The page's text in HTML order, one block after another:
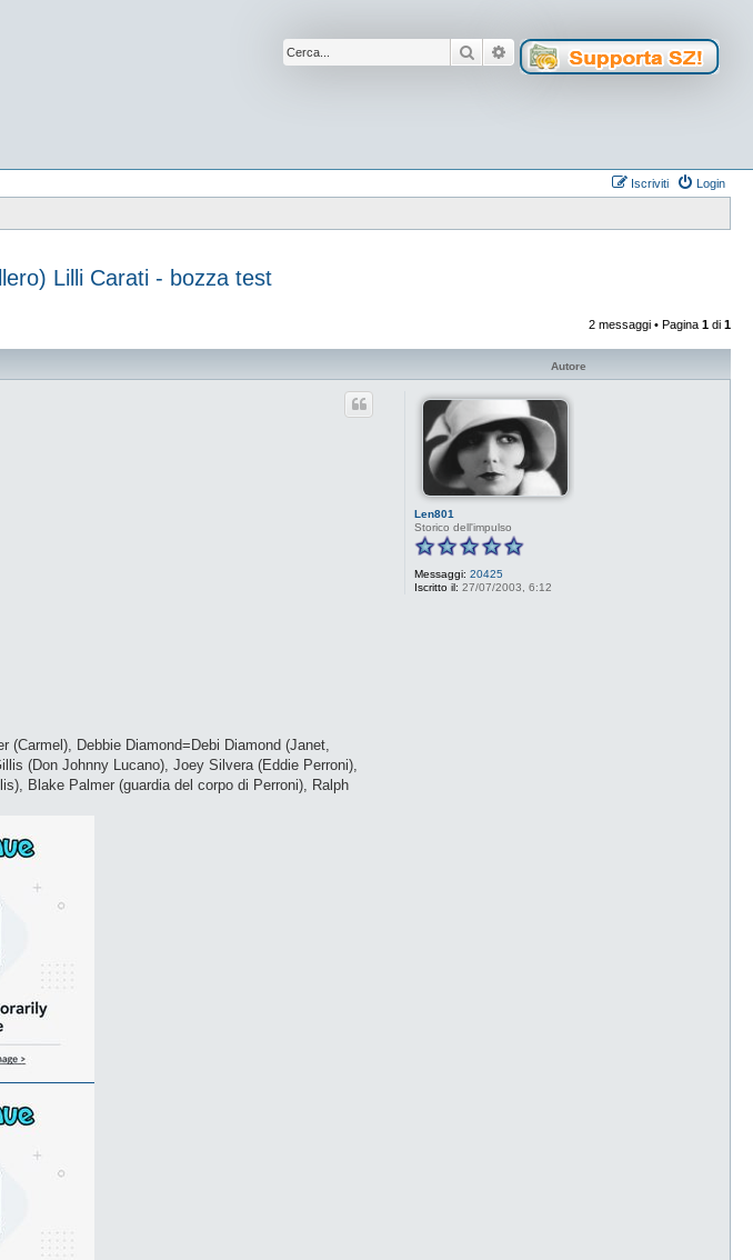
Cerca Ricerca avanzata
Login
Iscriviti
Lilli Carati - bozza test
2 messaggi • Pagina 1 di 1
Autore
Len801
Storico dell'impulso
Messaggi: 20425
Iscritto il: 27/07/2003, 6:12
Debbie Diamond=Debi Diamond (Janet,
(Don Johnny Lucano), Joey Silvera (Eddie Perroni),
Blake Palmer (guardia del corpo di Perroni), Ralph